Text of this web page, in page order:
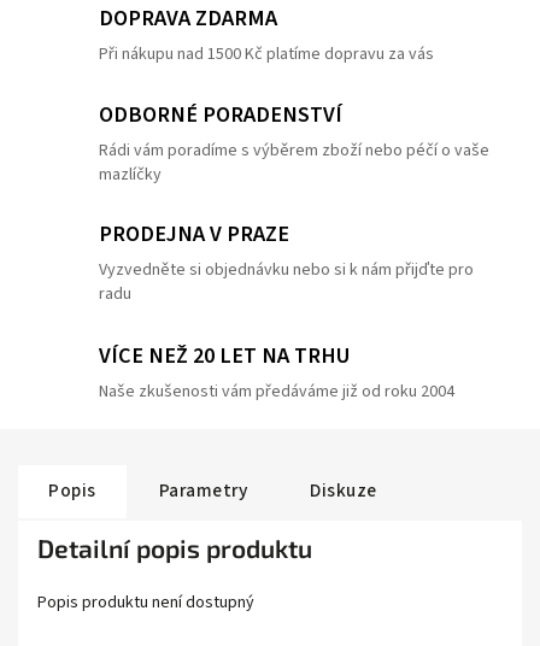
DOPRAVA ZDARMA
Při nákupu nad 1500 Kč platíme dopravu za vás
ODBORNÉ PORADENSTVÍ
Rádi vám poradíme s výběrem zboží nebo péčí o vaše
mazlíčky
PRODEJNA V PRAZE
Vyzvedněte si objednávku nebo si k nám přijďte pro
radu
VÍCE NEŽ 20 LET NA TRHU
Naše zkušenosti vám předáváme již od roku 2004
Popis Parametry Diskuze
Detailní popis produktu
Popis produktu není dostupný